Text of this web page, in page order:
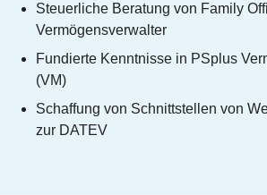
Steuerliche Beratung von Family
Vermögensverwalter
Fundierte Kenntnisse in PSplus
(VM)
Schaffung von Schnittstellen von
zur DATEV